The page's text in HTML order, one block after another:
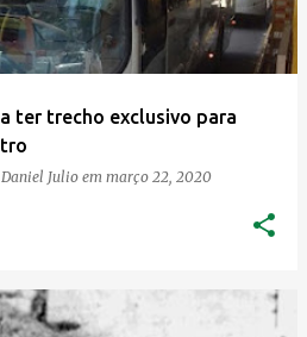
ter trecho exclusivo para
Daniel Julio em março 22, 2020